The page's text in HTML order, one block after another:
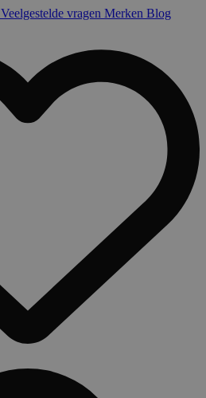
Veelgestelde vragen Merken Blog